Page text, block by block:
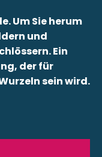
Um Sie herum
und
Ein
der für
sein wird.
aux